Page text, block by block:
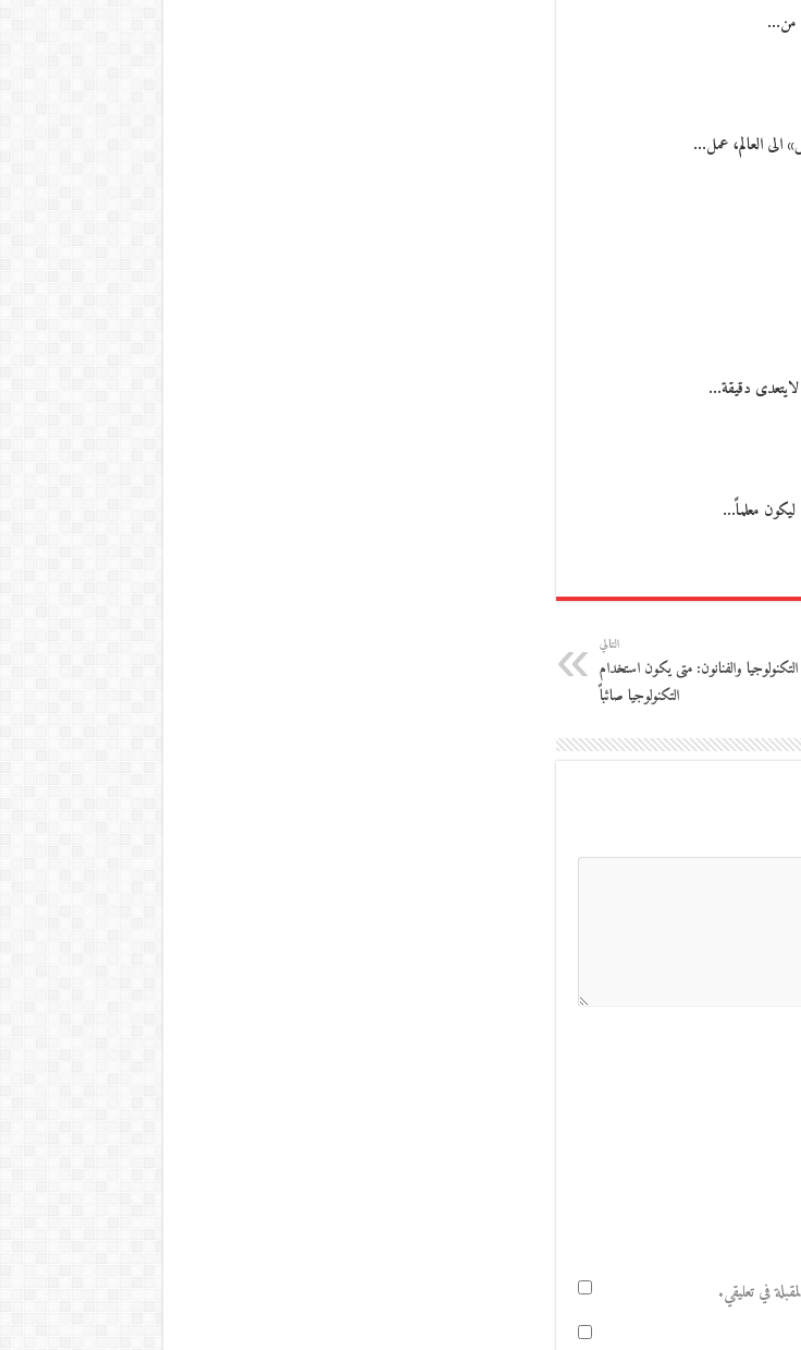
من…
الى العالم، عمل…
لايتعدى دقيقة…
التالي
التكنولوجيا والفنانون: متى يكون استخدام
التكنولوجيا صائباً
في تعليقي.